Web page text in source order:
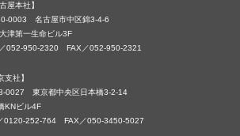
屋本社】
0003 名古屋市中区錦3-4-6
津第一生命ビル3F
052-950-2320 FAX／052-950-2321
支社】
0027 東京都中央区日本橋3-2-14
KNビル4F
0120-252-764 FAX／050-3450-5027